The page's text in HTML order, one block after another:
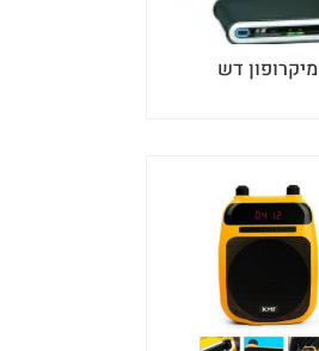
מיקרופון דש